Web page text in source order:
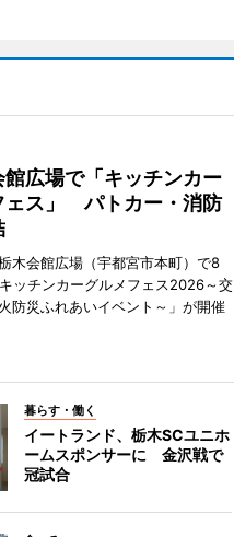
館広場で「キッチンカー
ェス」 パトカー・消防
木会館広場（宇都宮市本町）で8
ッチンカーグルメフェス2026～交
防災ふれあいイベント～」が開催
暮らす・働く
イートランド、栃木SCユニホ
ームスポンサーに 金沢戦で
冠試合